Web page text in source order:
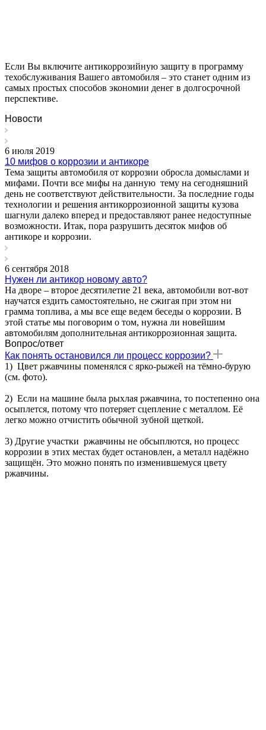
Если Вы включите антикоррозийную защиту в программу
техобслуживания Вашего автомобиля – это станет одним из
самых простых способов экономии денег в долгосрочной
перспективе.
Новости
6 июля 2019
10 мифов о коррозии и антикоре
Тема защиты автомобиля от коррозии обросла домыслами и
мифами. Почти все мифы на данную тему на сегодняшний
день не соответствуют действительности. За последние годы
технологии и решения антикоррозионной защиты кузова
шагнули далеко вперед и предоставляют ранее недоступные
возможности. Итак, пора разрушить десяток мифов об
антикоре и коррозии.
6 сентября 2018
Нужен ли антикор новому авто?
На дворе – второе десятилетие 21 века, автомобили вот-вот
научатся ездить самостоятельно, не сжигая при этом ни
грамма топлива, а мы все еще ведем беседы о коррозии. В
этой статье мы поговорим о том, нужна ли новейшим
автомобилям дополнительная антикоррозионная защита.
Вопрос/ответ
Как понять остановился ли процесс коррозии?
1) Цвет ржавчины поменялся с ярко-рыжей на тёмно-бурую
(см. фото).
2) Если на машине была рыхлая ржавчина, то постепенно она
осыплется, потому что потеряет сцепление с металлом. Её
легко можно отчистить обычной зубной щеткой.
3) Другие участки ржавчины не обсыплются, но процесс
коррозии в этих местах будет остановлен, а металл надёжно
защищён. Это можно понять по изменившемуся цвету
ржавчины.